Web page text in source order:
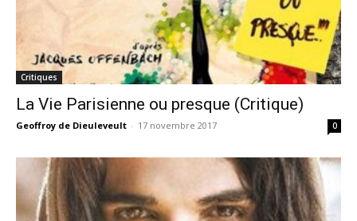
Critiques
La Vie Parisienne ou presque (Critique)
Geoffroy de Dieuleveult - 17 novembre 2017 0